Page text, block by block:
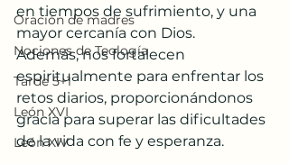
Oración de madres
Nociones de Teología
Tarde 5+1
León XVI
León XIV
en tiempos de sufrimiento, y una
mayor cercanía con Dios.
Además, nos fortalecen
espiritualmente para enfrentar los
retos diarios, proporcionándonos
gracia para superar las dificultades
de la vida con fe y esperanza.